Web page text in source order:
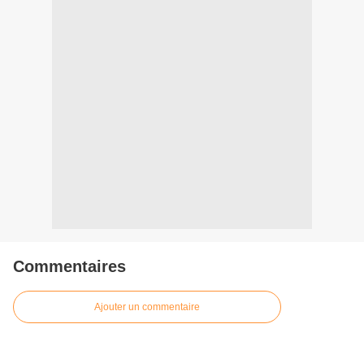
Commentaires
Ajouter un commentaire